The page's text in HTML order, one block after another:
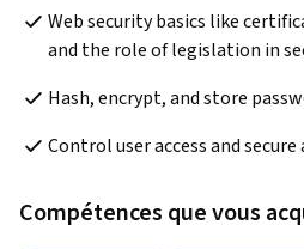
Web security basics like
and the role of legislation in
Hash, encrypt, and store
Control user access and
Compétences que vous